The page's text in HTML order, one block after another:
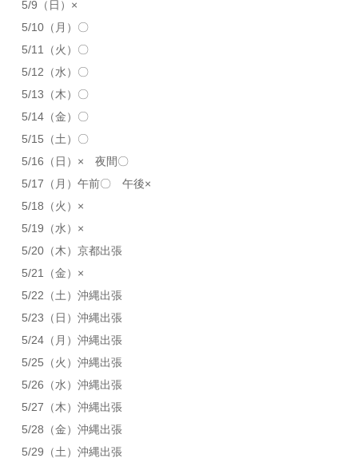
5/9（日）×
5/10（月）〇
5/11（火）〇
5/12（水）〇
5/13（木）〇
5/14（金）〇
5/15（土）〇
5/16（日）× 夜間〇
5/17（月）午前〇 午後×
5/18（火）×
5/19（水）×
5/20（木）京都出張
5/21（金）×
5/22（土）沖縄出張
5/23（日）沖縄出張
5/24（月）沖縄出張
5/25（火）沖縄出張
5/26（水）沖縄出張
5/27（木）沖縄出張
5/28（金）沖縄出張
5/29（土）沖縄出張